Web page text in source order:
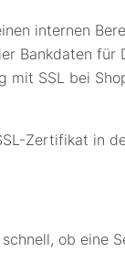
internen
Bankdaten für
mit SSL bei
Zertifikat in
ob eine